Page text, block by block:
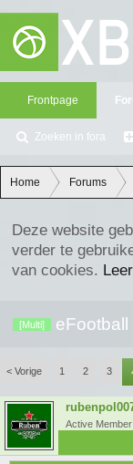
Frontpage
Zoeken in fora
Home Forums
Deze website
verder te
van cookies.
[Multi] eFootball
< Vorige 1 2 3
Active Member